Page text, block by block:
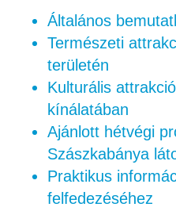
Általános
Természeti
területén
Kulturális
kínálatában
Ajánlott hétvégi
Szászkabánya
Praktikus
felfedezéséhez